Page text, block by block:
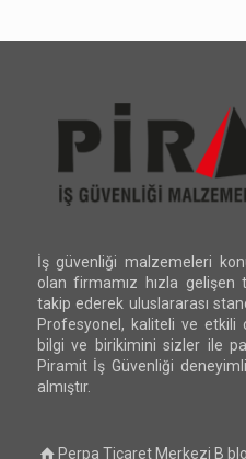
İş güvenliği malzemeleri
olan firmamız hızla gelişen
takip ederek uluslararası
Profesyonel, kaliteli ve etkili
bilgi ve birikimini sizler ile
Piramit İş Güvenliği
almıştır.
Perpa Ticaret Merkezi B